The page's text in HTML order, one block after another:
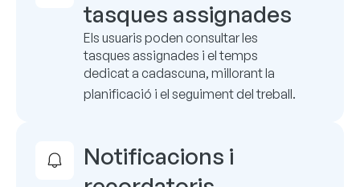
tasques assignades
Els usuaris poden consultar les
tasques assignades i el temps
dedicat a cadascuna, millorant la
planificació i el seguiment del treball.
Notificacions i